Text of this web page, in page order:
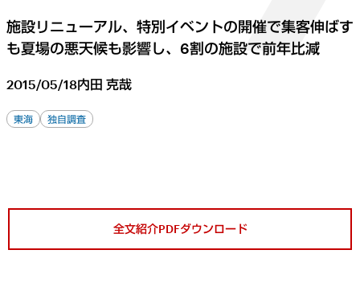
施設リニューアル、特別イベントの開催で集客伸ばす
も夏場の悪天候も影響し、6割の施設で前年比減
2015/05/18内田 克哉
東海 独自調査
全文紹介PDFダウンロード